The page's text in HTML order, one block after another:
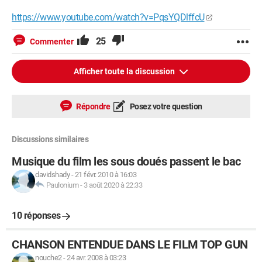
https://www.youtube.com/watch?v=PqsYQDlffcU
Commenter 25
Afficher toute la discussion
Répondre Posez votre question
Discussions similaires
Musique du film les sous doués passent le bac
davidshady-21 févr. 2010 à 16:03
Paulonium- 3 août 2020 à 22:33
10 réponses
CHANSON ENTENDUE DANS LE FILM TOP GUN
nouche2-24 avr. 2008 à 03:23